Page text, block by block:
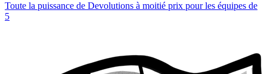
Toute la puissance de Devolutions à moitié prix pour les équipes de
5